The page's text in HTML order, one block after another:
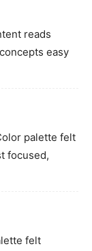
reads
easy
palette felt
focused,
felt